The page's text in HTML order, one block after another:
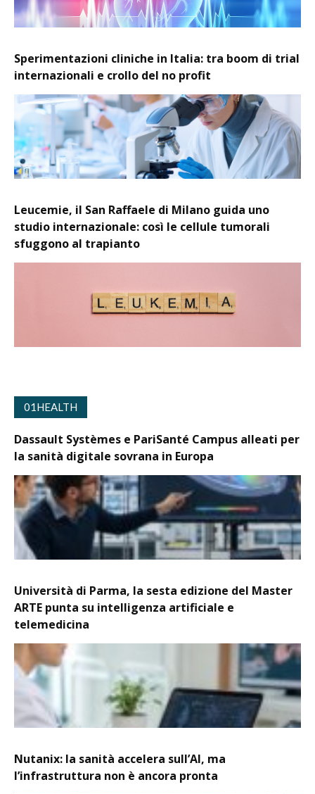
Sperimentazioni cliniche in Italia: tra boom di trial
internazionali e crollo del no profit
Leucemie, il San Raffaele di Milano guida uno
studio internazionale: così le cellule tumorali
sfuggono al trapianto
01HEALTH
Dassault Systèmes e PariSanté Campus alleati per
la sanità digitale sovrana in Europa
Università di Parma, la sesta edizione del Master
ARTE punta su intelligenza artificiale e
telemedicina
Nutanix: la sanità accelera sull’AI, ma
l’infrastruttura non è ancora pronta